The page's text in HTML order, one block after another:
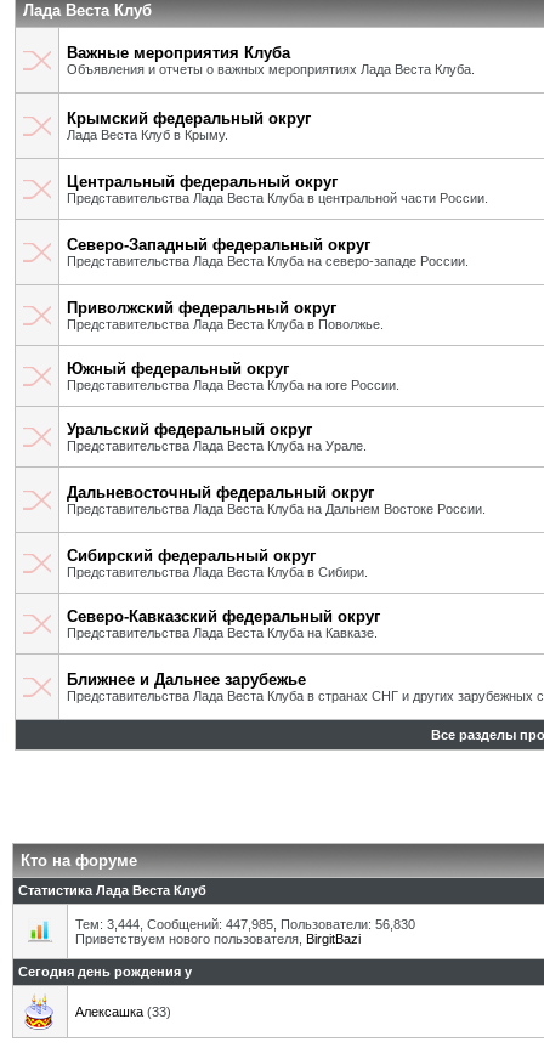
Лада Веста Клуб
Важные мероприятия Клуба
Объявления и отчеты о важных мероприятиях Лада Веста Клуба.
Крымский федеральный округ
Лада Веста Клуб в Крыму.
Центральный федеральный округ
Представительства Лада Веста Клуба в центральной части России.
Северо-Западный федеральный округ
Представительства Лада Веста Клуба на северо-западе России.
Приволжский федеральный округ
Представительства Лада Веста Клуба в Поволжье.
Южный федеральный округ
Представительства Лада Веста Клуба на юге России.
Уральский федеральный округ
Представительства Лада Веста Клуба на Урале.
Дальневосточный федеральный округ
Представительства Лада Веста Клуба на Дальнем Востоке России.
Сибирский федеральный округ
Представительства Лада Веста Клуба в Сибири.
Северо-Кавказский федеральный округ
Представительства Лада Веста Клуба на Кавказе.
Ближнее и Дальнее зарубежье
Представительства Лада Веста Клуба в странах СНГ и других зарубежных
Все разделы
Кто на форуме
Статистика Лада Веста Клуб
Тем: 3,444, Сообщений: 447,985, Пользователи: 56,830
Приветствуем нового пользователя, BirgitBazi
Сегодня день рождения у
Алексашка (33)